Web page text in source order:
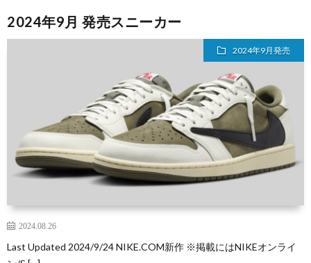
2024年9月 発売スニーカー
2024年9月発売
2024.08.26
Last Updated 2024/9/24 NIKE.COM新作 ※掲載にはNIKEオンライ